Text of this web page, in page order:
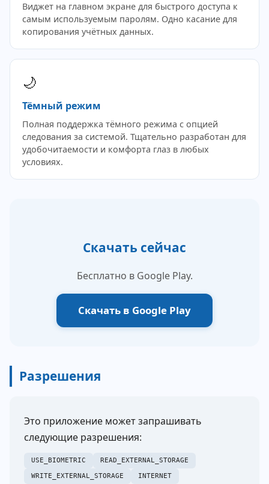
Виджет на главном экране для быстрого доступа к
самым используемым паролям. Одно касание для
копирования учётных данных.
🌙
Тёмный режим
Полная поддержка тёмного режима с опцией
следования за системой. Тщательно разработан для
удобочитаемости и комфорта глаз в любых
условиях.
Скачать сейчас
Бесплатно в Google Play.
Скачать в Google Play
Разрешения
Это приложение может запрашивать
следующие разрешения:
USE_BIOMETRIC
READ_EXTERNAL_STORAGE
WRITE_EXTERNAL_STORAGE
INTERNET